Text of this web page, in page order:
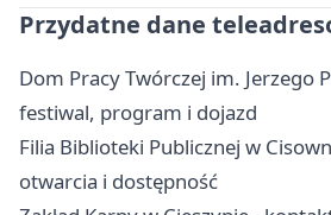
Przydatne dane
Dom Pracy Twórczej im. Jerzego
festiwal, program i dojazd
Filia Biblioteki Publicznej w
otwarcia i dostępność